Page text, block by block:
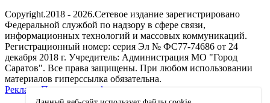
Copyright.2018 - 2026.Сетевое издание зарегистрировано
Федеральной службой по надзору в сфере связи,
информационных технологий и массовых коммуникаций.
Регистрационный номер: серия Эл № ФС77-74686 от 24
декабря 2018 г. Учредитель: Администрация МО "Город
Саратов". Все права защищены. При любом использовании
материалов гиперссылка обязательна.
Реклама
Политика конфиденциальности